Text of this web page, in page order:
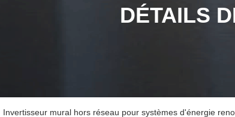
DÉTAILS
Invertisseur mural hors réseau pour systèmes d'énergie